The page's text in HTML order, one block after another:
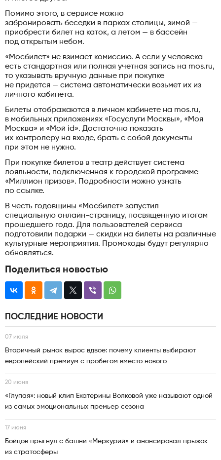
Помимо этого, в сервисе можно
забронировать беседки в парках столицы, зимой —
приобрести билет на каток, а летом — в бассейн
под открытым небом.
«Мосбилет» не взимает комиссию. А если у человека
есть стандартная или полная учетная запись на mos.ru,
то указывать вручную данные при покупке
не придется — система автоматически возьмет их из
личного кабинета.
Билеты отображаются в личном кабинете на mos.ru,
в мобильных приложениях «Госуслуги Москвы», «Моя
Москва» и «Мой id». Достаточно показать
их контролеру на входе, брать с собой документы
при этом не нужно.
При покупке билетов в театр действует система
лояльности, подключенная к городской программе
«Миллион призов». Подробности можно узнать
по ссылке.
В честь годовщины «Мосбилет» запустил
специальную онлайн-страницу, посвященную итогам
прошедшего года. Для пользователей сервиса
подготовили подарки — скидки на билеты на различные
культурные мероприятия. Промокоды будут регулярно
обновляться.
Поделиться новостью
ПОСЛЕДНИЕ НОВОСТИ
07 июля
Вторичный рынок вырос вдвое: почему клиенты выбирают
европейский премиум с пробегом вместо нового
20 июня
«Глупая»: новый клип Екатерины Волковой уже называют одной
из самых эмоциональных премьер сезона
17 июня
Бойцов прыгнул с башни «Меркурий» и анонсировал прыжок
из стратосферы